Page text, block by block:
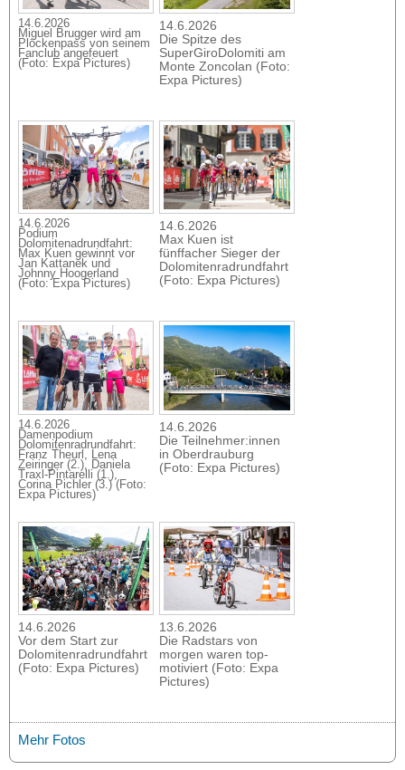
14.6.2026
Miguel Brugger wird am
Plöckenpass von seinem
Fanclub angefeuert
(Foto: Expa Pictures)
14.6.2026
Die Spitze des
SuperGiroDolomiti am
Monte Zoncolan (Foto:
Expa Pictures)
14.6.2026
Podium
Dolomitenadrundfahrt:
Max Kuen gewinnt vor
Jan Kattanek und
Johnny Hoogerland
(Foto: Expa Pictures)
14.6.2026
Max Kuen ist
fünffacher Sieger der
Dolomitenradrundfahrt
(Foto: Expa Pictures)
14.6.2026
Damenpodium
Dolomitenradrundfahrt:
Franz Theurl, Lena
Zeiringer (2.), Daniela
Traxl-Pintarelli (1.),
Corina Pichler (3.) (Foto:
Expa Pictures)
14.6.2026
Die Teilnehmer:innen
in Oberdrauburg
(Foto: Expa Pictures)
14.6.2026
Vor dem Start zur
Dolomitenradrundfahrt
(Foto: Expa Pictures)
13.6.2026
Die Radstars von
morgen waren top-
motiviert (Foto: Expa
Pictures)
Mehr Fotos